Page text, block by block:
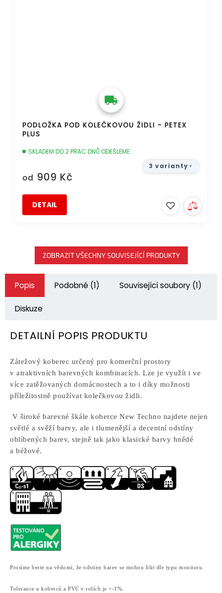
PODLOŽKA POD KOLEČKOVOU ŽIDLI - PETEX
PLUS
SKLADEM DO 2 PRAC.DNŮ ODEŠLEME
od 909 Kč
DETAIL
3 varianty
ZOBRAZIT VŠECHNY SOUVISEJÍCÍ PRODUKTY
Popis Podobné (1) Související soubory (1)
Diskuze
DETAILNÍ POPIS PRODUKTU
Zátežový koberec určený pro komerční prostory
v atraktivních barevných kombinacích. Lze je využít i ve
více zatěžovaných domácnostech a to i díky možnosti
příležitostně používat kolečkovou židli.
V široké barevné škále koberce New Techno najdete nejen
světlé a svěží barvy, ale i tlumenější a decentní odstíny
oblíbených barev, stejně tak jako klasické barvy hnědé
a béžové.
Prosíme berte na vědomí, že odstíny barev se mohou lišit dle typu monitoru.
Tolerance u koberců a PVC v rolích je +-1%.